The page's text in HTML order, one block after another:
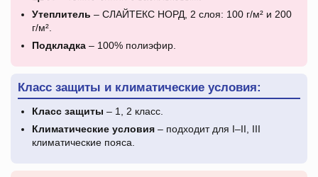
Утеплитель – СЛАЙТЕКС НОРД, 2 слоя: 100 г/м² и 200
г/м².
Подкладка – 100% полиэфир.
Класс защиты и климатические условия:
Класс защиты – 1, 2 класс.
Климатические условия – подходит для I–II, III
климатические пояса.